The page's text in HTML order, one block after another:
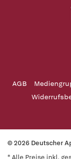
AGB
© 2026 Deutscher
* Alle Preise inkl.